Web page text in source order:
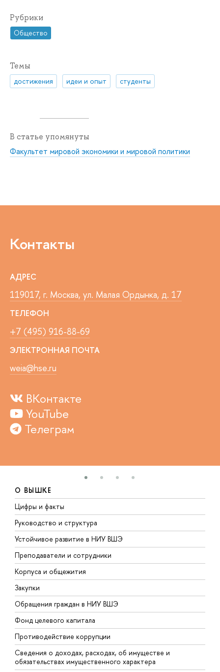
Рубрики
Общество
Темы
достижения идеи и опыт студенты
В статье упомянуты
Факультет мировой экономики и мировой политики
Контакты
АДРЕС
119017, г. Москва, ул. Малая Ордынка, д. 17
ТЕЛЕФОН
+7 (495) 916-88-69
ЭЛЕКТРОННАЯ ПОЧТА
weia@hse.ru
ВКонтакте
YouTube
Телеграм
О ВЫШКЕ
Цифры и факты
Руководство и структура
Устойчивое развитие в НИУ ВШЭ
Преподаватели и сотрудники
Корпуса и общежития
Закупки
Обращения граждан в НИУ ВШЭ
Фонд целевого капитала
Противодействие коррупции
Сведения о доходах, расходах, об имуществе и
обязательствах имущественного характера